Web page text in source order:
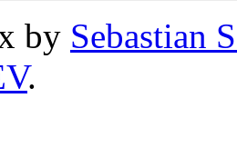
by Sebastian
.